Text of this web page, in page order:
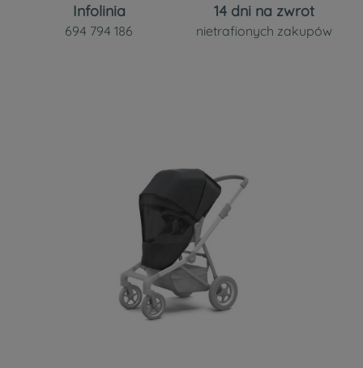
Infolinia
694 794 186
14 dni na zwrot
nietrafionych zakupów